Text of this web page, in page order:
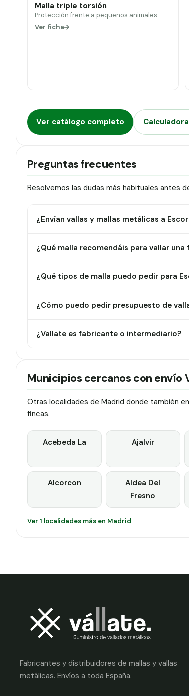
Malla triple torsión
Protección frente a pequeños animales.
Ver ficha
Ver catálogo completo
Preguntas frecuentes
Resolvemos las dudas más habituales antes
¿Envían vallas y mallas metálicas a
¿Qué malla recomendáis para vallar una
¿Qué tipos de malla puedo pedir para
¿Cómo puedo pedir presupuesto de
¿Vallate es fabricante o intermediario?
Municipios cercanos con envío
Otras localidades de Madrid donde también
fincas.
Acebeda La Ajalvir
Alcorcon
Aldea Del
Fresno
Ver 1 localidades más en Madrid
Fabricantes y distribuidores de mallas y vallas
metálicas. Envíos a toda España.